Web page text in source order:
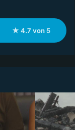
★ 4.7 von 5